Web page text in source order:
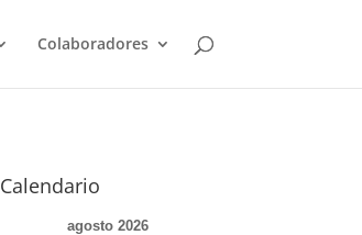
Colaboradores
Calendario
agosto 2026